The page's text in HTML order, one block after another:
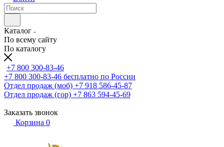
Каталог
По всему сайту
По каталогу
+7 800 300-83-46
+7 800 300-83-46 бесплатно по России
Отдел продаж (моб) +7 918 586-45-87
Отдел продаж (гор) +7 863 594-45-69
Заказать звонок
Корзина 0